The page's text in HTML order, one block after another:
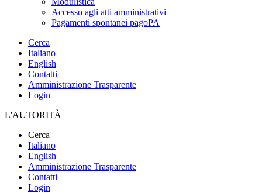
Accesso agli atti amministrativi
Pagamenti spontanei pagoPA
Cerca
Italiano
English
Contatti
Amministrazione Trasparente
Login
L'AUTORITÀ
Cerca
Italiano
English
Amministrazione Trasparente
Contatti
Login